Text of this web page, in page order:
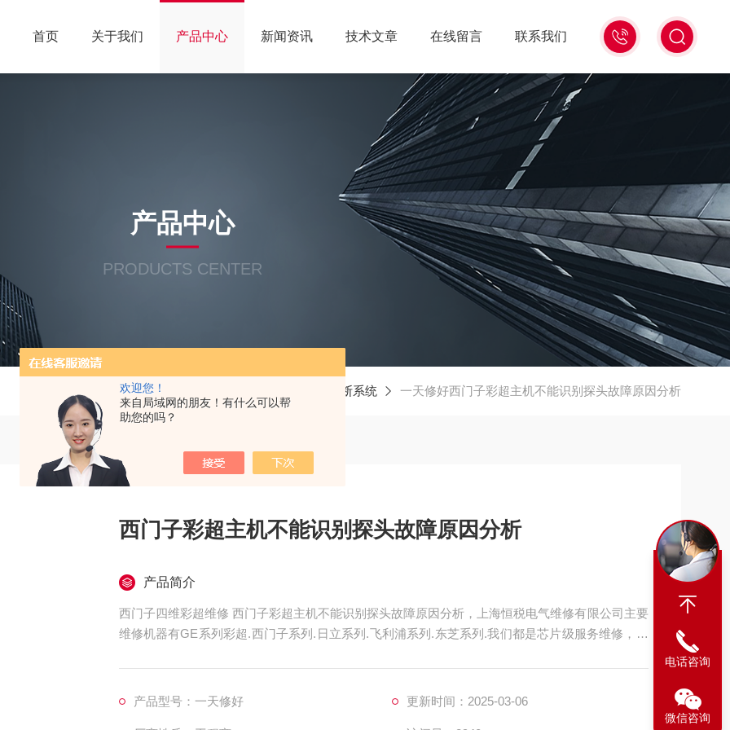
欢迎您！
来自局域网的朋友！有什么可以帮
助您的吗？
18516586104
微
首页 关于我们 产品中心 新闻资讯 技术文章 在线留言 联系我们
产品中心
PRODUCTS CENTER
首页 产品中心 西门子彩色超声诊断系统 一天修好西门子彩超主机不能识别探头故障原因分析
西门子彩超主机不能识别探头故障原因分析
产品简介
西门子四维彩超维修 西门子彩超主机不能识别探头故障原因分析，上海恒税电气维修有限公司主要
维修机器有GE系列彩超.西门子系列.日立系列.飞利浦系列.东芝系列.我们都是芯片级服务维修，在
列：PREMIER、G50、G60.、X150
产品型号：一天修好 更新时间：2025-03-06
电话咨询
微信咨询